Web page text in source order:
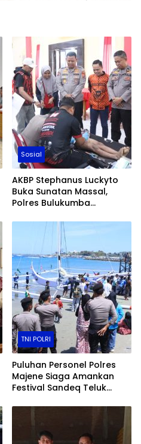
Sosial
AKBP Stephanus Luckyto
Buka Sunatan Massal,
Polres Bulukumba
Pemuda Pancasila
TNI POLRI
Puluhan Personel Polres
Majene Siaga Amankan
Festival Sandeq Teluk